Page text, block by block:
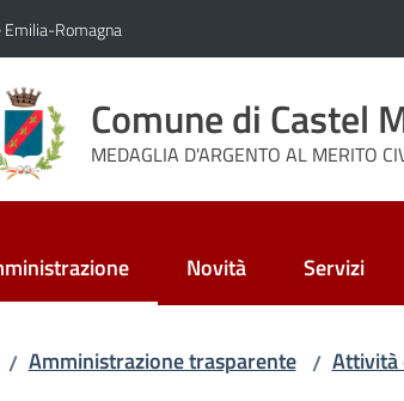
Emilia-Romagna
Comune di Castel
MEDAGLIA D'ARGENTO AL MERITO
selezionato Novità Servizi
/ Amministrazione trasparente / Attività